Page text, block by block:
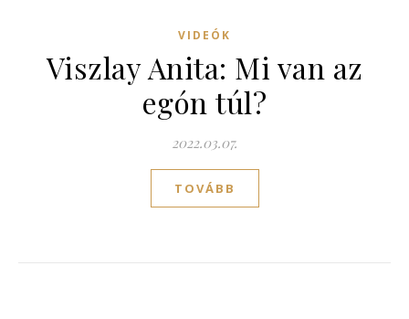
VIDEÓK
Viszlay Anita: Mi van az
egón túl?
2022.03.07.
TOVÁBB